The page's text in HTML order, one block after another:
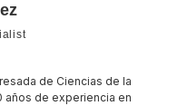
de Ciencias de la
años de experiencia en